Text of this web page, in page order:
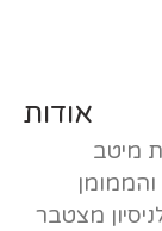
אודות
מיטב
מ 15 שנים שלניסיון מצטבר